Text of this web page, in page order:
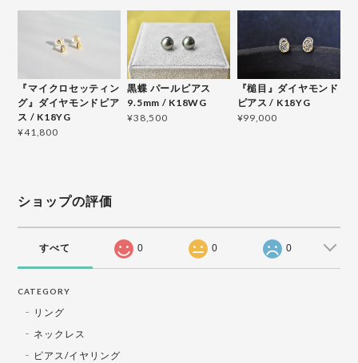
『マイクロセッティン
グ』ダイヤモンドピア
ス / K18YG
¥41,800
黒蝶 パールピアス
9.5mm / K18WG
¥38,500
『槌目』ダイヤモンド
ピアス / K18YG
¥99,000
ショップの評価
すべて 0 0 0
CATEGORY
リング
ネックレス
ピアス/イヤリング